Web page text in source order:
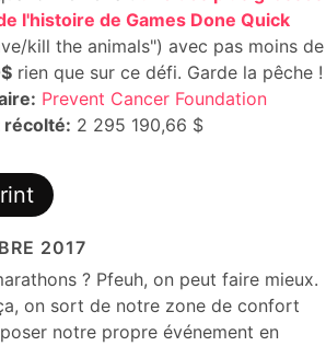
l'histoire de Games Done Quick
kill the animals") avec pas moins de
rien que sur ce défi. Garde la pêche !
Prevent Cancer Foundation
récolté: 2 295 190,66 $
2017
? Pfeuh, on peut faire mieux.
on sort de notre zone de confort
notre propre événement en